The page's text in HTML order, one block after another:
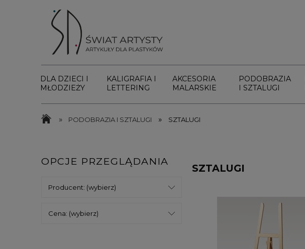
DLA DZIECI I
MŁODZIEŻY
KALIGRAFIA I
LETTERING
AKCESORIA
MALARSKIE
PODOBRAZIA
I SZTALUGI
» PODOBRAZIA I SZTALUGI » SZTALUGI
OPCJE PRZEGLĄDANIA
Producent: (wybierz)
Cena: (wybierz)
SZTALUGI